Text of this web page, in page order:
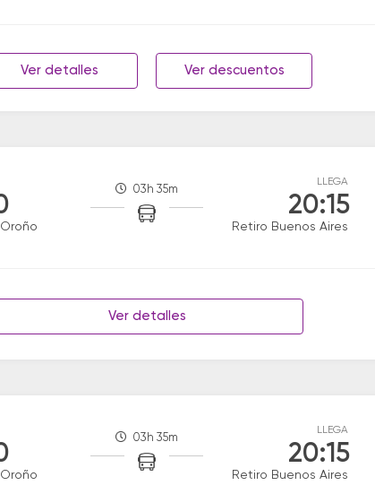
Ver detalles Ver descuentos
03h 35m
LLEGA
20:15
Retiro Buenos Aires
Ver detalles
03h 35m
LLEGA
20:15
Retiro Buenos Aires